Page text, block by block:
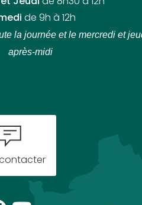
de 9h à 12h
la journée et le mercredi et
après-midi
contacter